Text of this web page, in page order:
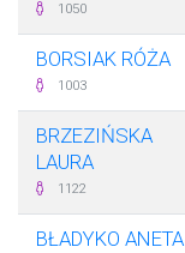
1050
BORSIAK RÓŻA
1003
BRZEZIŃSKA
LAURA
1122
BŁADYKO ANETA